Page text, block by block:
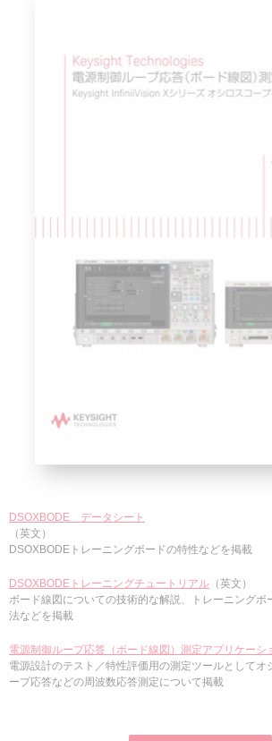
DSOXBODE データシート
（英文）
DSOXBODEトレーニングボードの特性などを掲載
DSOXBODEトレーニングチュートリアル （英文）
ボード線図についての技術的な解説、トレーニングボ
法などを掲載
電源制御ループ応答（ボード線図）測定アプリケーシ
電源設計のテスト／特性評価用の測定ツールとしてオ
ープ応答などの周波数応答測定について掲載